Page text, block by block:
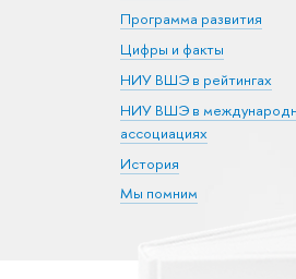
Программа развития
Цифры и факты
НИУ ВШЭ в рейтингах
НИУ ВШЭ в
ассоциациях
История
Мы помним